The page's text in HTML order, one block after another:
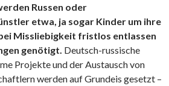
Russen oder
etwa, ja sogar Kinder um ihre
Missliebigkeit fristlos entlassen
genötigt. Deutsch-russische
Projekte und der Austausch von
werden auf Grundeis gesetzt –